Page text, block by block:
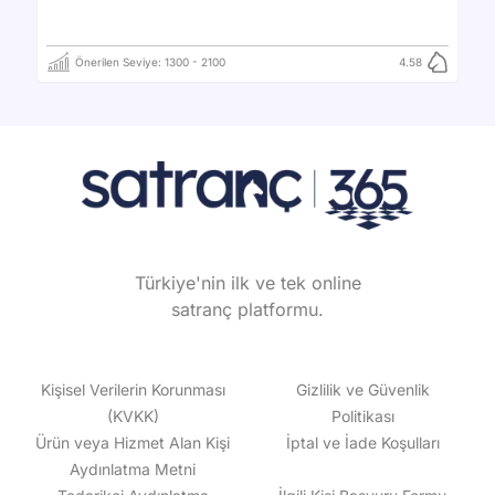
Önerilen Seviye: 1300 - 2100 4.58
Türkiye'nin ilk ve tek online
satranç platformu.
Kişisel Verilerin Korunması
(KVKK)
Gizlilik ve Güvenlik
Politikası
Ürün veya Hizmet Alan Kişi
Aydınlatma Metni
İptal ve İade Koşulları